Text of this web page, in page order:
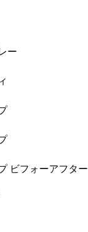
ー
ビフォーアフター